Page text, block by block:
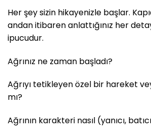
Her şey sizin hikayenizle başlar.
andan itibaren anlattığınız her
ipucudur.
Ağrınız ne zaman başladı?
Ağrıyı tetikleyen özel bir hareket
mı?
Ağrının karakteri nasıl (yanıcı,